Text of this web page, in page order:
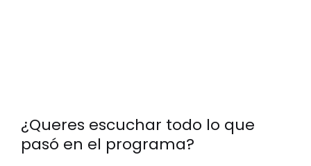
¿Queres escuchar todo lo que
pasó en el programa?